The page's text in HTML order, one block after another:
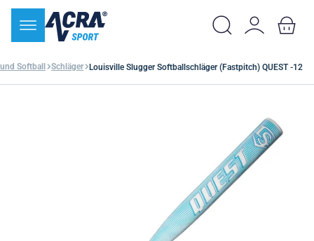
Softball Schläger Louisville Slugger Softballschläger (Fastpitch) QUEST -12